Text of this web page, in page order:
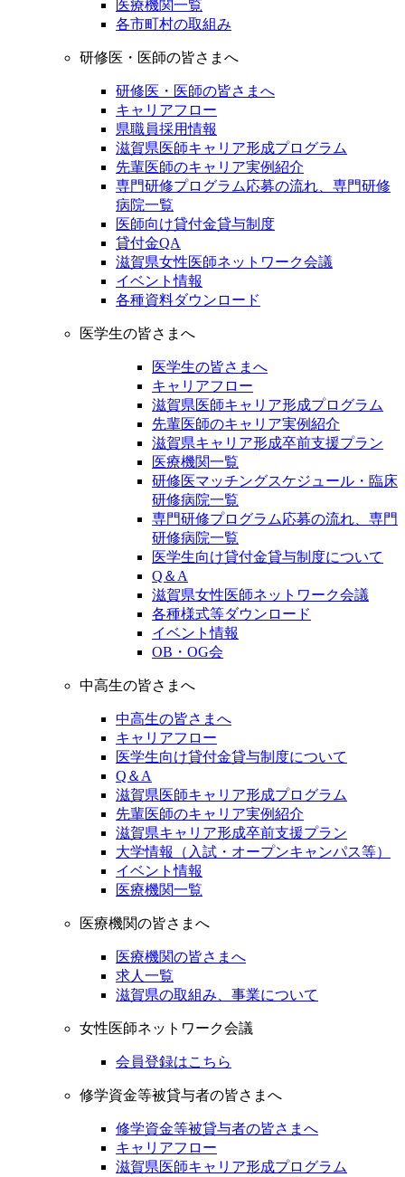
医療機関一覧
各市町村の取組み
研修医・医師の皆さまへ
研修医・医師の皆さまへ
キャリアフロー
県職員採用情報
滋賀県医師キャリア形成プログラム
先輩医師のキャリア実例紹介
専門研修プログラム応募の流れ、専門研修
病院一覧
医師向け貸付金貸与制度
貸付金QA
滋賀県女性医師ネットワーク会議
イベント情報
各種資料ダウンロード
医学生の皆さまへ
医学生の皆さまへ
キャリアフロー
滋賀県医師キャリア形成プログラム
先輩医師のキャリア実例紹介
滋賀県キャリア形成卒前支援プラン
医療機関一覧
研修医マッチングスケジュール・臨床
研修病院一覧
専門研修プログラム応募の流れ、専門
研修病院一覧
医学生向け貸付金貸与制度について
Q＆A
滋賀県女性医師ネットワーク会議
各種様式等ダウンロード
イベント情報
OB・OG会
中高生の皆さまへ
中高生の皆さまへ
キャリアフロー
医学生向け貸付金貸与制度について
Q＆A
滋賀県医師キャリア形成プログラム
先輩医師のキャリア実例紹介
滋賀県キャリア形成卒前支援プラン
大学情報（入試・オープンキャンパス等）
イベント情報
医療機関一覧
医療機関の皆さまへ
医療機関の皆さまへ
求人一覧
滋賀県の取組み、事業について
女性医師ネットワーク会議
会員登録はこちら
修学資金等被貸与者の皆さまへ
修学資金等被貸与者の皆さまへ
キャリアフロー
滋賀県医師キャリア形成プログラム